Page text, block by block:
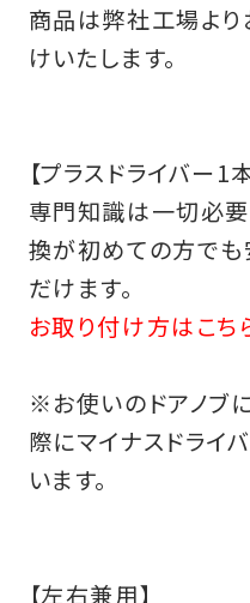
商品は弊社工場よ
けいたします。
【プラスドライバー1
専門知識は一切必要
換が初めての方でも
だけます。
お取り付け方はこち
※お使いのドアノブ
際にマイナスドライ
います。
【左右兼用】